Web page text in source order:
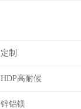
定制
HDP高耐候
锌铝镁